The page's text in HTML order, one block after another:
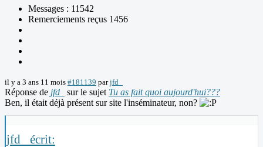
Messages : 11542
Remerciements reçus 1456
il y a 3 ans 11 mois #181139 parjfd_
Réponse de jfd_ sur le sujet Tu as fait quoi aujourd'hui???
Ben, il était déjà présent sur site l'inséminateur, non?
jfd_ écrit: